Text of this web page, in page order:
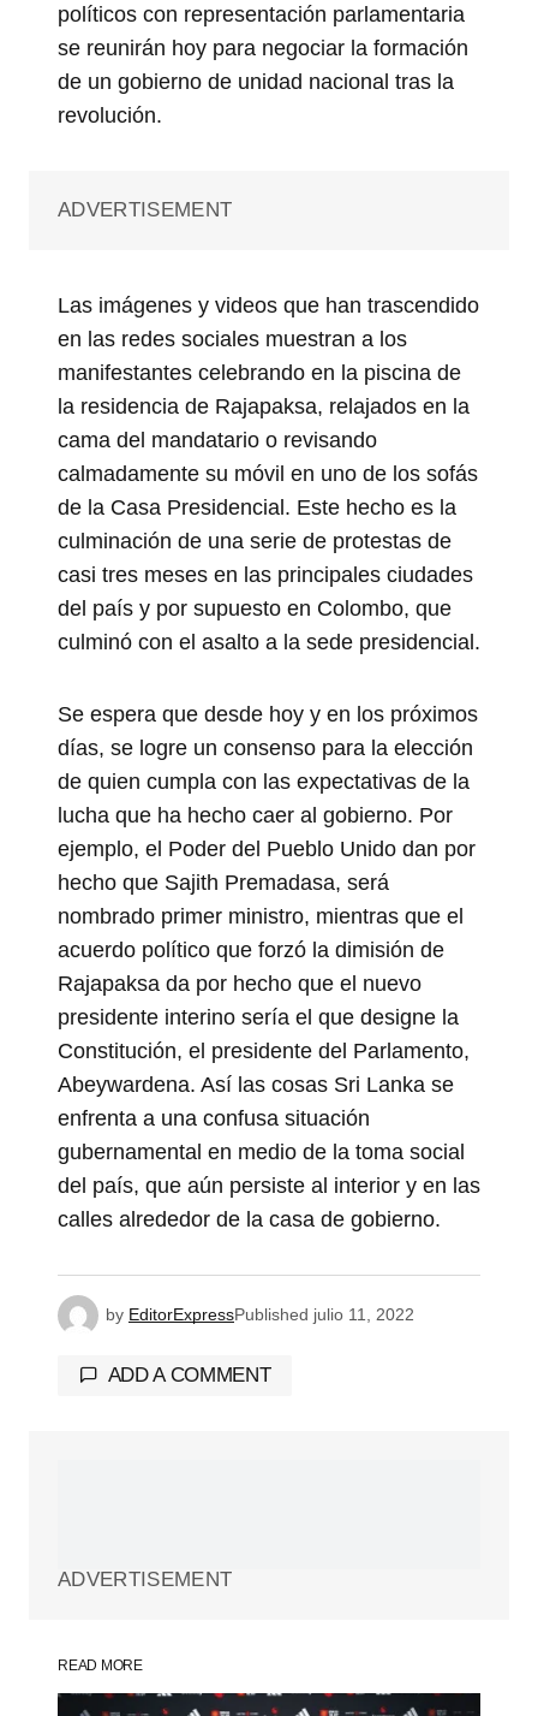
políticos con representación parlamentaria
se reunirán hoy para negociar la formación
de un gobierno de unidad nacional tras la
revolución.
ADVERTISEMENT
Las imágenes y videos que han trascendido
en las redes sociales muestran a los
manifestantes celebrando en la piscina de
la residencia de Rajapaksa, relajados en la
cama del mandatario o revisando
calmadamente su móvil en uno de los sofás
de la Casa Presidencial. Este hecho es la
culminación de una serie de protestas de
casi tres meses en las principales ciudades
del país y por supuesto en Colombo, que
culminó con el asalto a la sede presidencial.
Se espera que desde hoy y en los próximos
días, se logre un consenso para la elección
de quien cumpla con las expectativas de la
lucha que ha hecho caer al gobierno. Por
ejemplo, el Poder del Pueblo Unido dan por
hecho que Sajith Premadasa, será
nombrado primer ministro, mientras que el
acuerdo político que forzó la dimisión de
Rajapaksa da por hecho que el nuevo
presidente interino sería el que designe la
Constitución, el presidente del Parlamento,
Abeywardena. Así las cosas Sri Lanka se
enfrenta a una confusa situación
gubernamental en medio de la toma social
del país, que aún persiste al interior y en las
calles alrededor de la casa de gobierno.
by EditorExpressPublished julio 11, 2022
ADD A COMMENT
ADVERTISEMENT
READ MORE